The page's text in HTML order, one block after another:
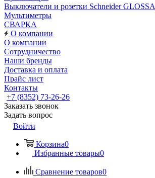
Выключатели и розетки Schneider GLOSSA
Мультиметры
СВАРКА
О компании
О компании
Сотрудничество
Наши бренды
Доставка и оплата
Прайс лист
Контакты
+7 (8352) 73-26-26
Заказать звонок
Задать вопрос
Войти
Корзина0
Избранные товары0
Сравнение товаров0